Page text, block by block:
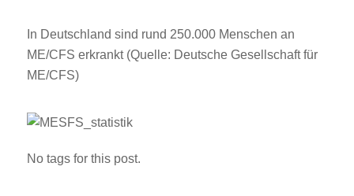
In Deutschland sind rund 250.000 Menschen an
ME/CFS erkrankt (Quelle: Deutsche Gesellschaft für
ME/CFS)
No tags for this post.